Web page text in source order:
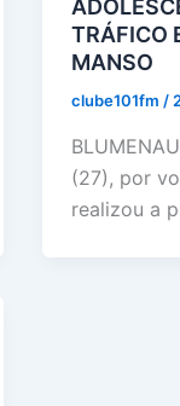
TRÁFICO
MANSO
clube101fm /
(27), por
realizou a